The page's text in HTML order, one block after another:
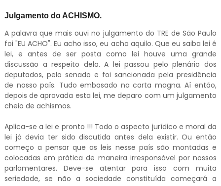
Julgamento do ACHISMO.
A palavra que mais ouvi no julgamento do TRE de São Paulo
foi "EU ACHO". Eu acho isso, eu acho aquilo. Que eu saiba lei é
lei, e antes de ser posta como lei houve uma grande
discussão a respeito dela. A lei passou pelo plenário dos
deputados, pelo senado e foi sancionada pela presidência
de nosso país. Tudo embasado na carta magna. Aí então,
depois de aprovada esta lei, me deparo com um julgamento
cheio de achismos.
Aplica-se a lei e pronto !!! Todo o aspecto jurídico e moral da
lei já devia ter sido discutida antes dela existir. Ou então
começo a pensar que as leis nesse país são montadas e
colocadas em prática de maneira irresponsável por nossos
parlamentares. Deve-se atentar para isso com muita
seriedade, se não a sociedade constituída começará a